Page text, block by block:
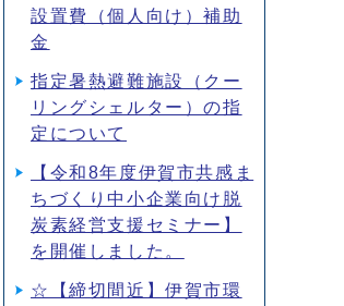
設置費（個人向け）補助
金
指定暑熱避難施設（クー
リングシェルター）の指
定について
【令和8年度伊賀市共感ま
ちづくり中小企業向け脱
炭素経営支援セミナー】
を開催しました。
☆【締切間近】伊賀市環